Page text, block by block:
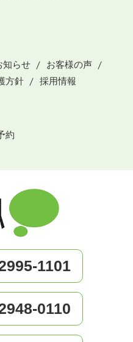
知らせ
お客様の声
方針 採用情報
約
1101
0110